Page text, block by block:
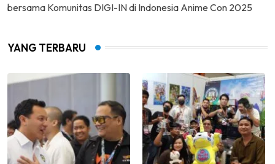
bersama Komunitas DIGI-IN di Indonesia Anime Con 2025
YANG TERBARU